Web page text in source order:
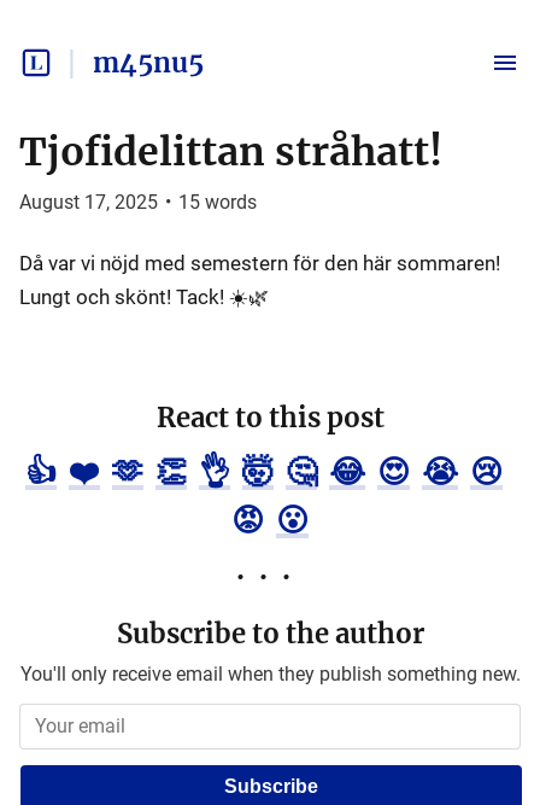
m45nu5
Tjofidelittan stråhatt!
August 17, 2025 • 15 words
Då var vi nöjd med semestern för den här sommaren!
Lungt och skönt! Tack! ☀️🌿
React to this post
👍 ❤️ 🫶 👏 👌 🤯 🤔 😂 😍 😭 😢
😡 😮
Subscribe to the author
You'll only receive email when they publish something new.
Subscribe